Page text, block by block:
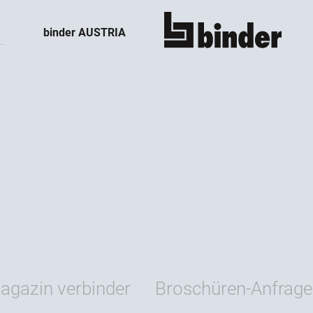
binder AUSTRIA Alle anzeigen
verbinder Broschüren-Anfrage